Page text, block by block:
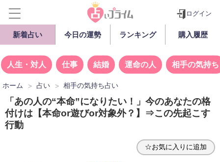
ログイン
新着占い 今日の運勢 ランキング 購入履歴
人生・対人 仕事 結婚 運命の人 相手の気持ち
ホーム 占い 相手の気持ち占い
「あの人の“本命”になりたい！」今のあなたの格
付けは【本命or遊びor対象外？】⇒この先起こす
行動
☆お気に入りに追加